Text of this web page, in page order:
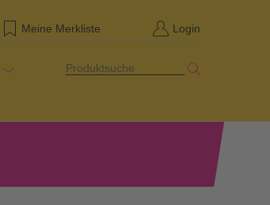
Meine Merkliste Login
Produktsuche